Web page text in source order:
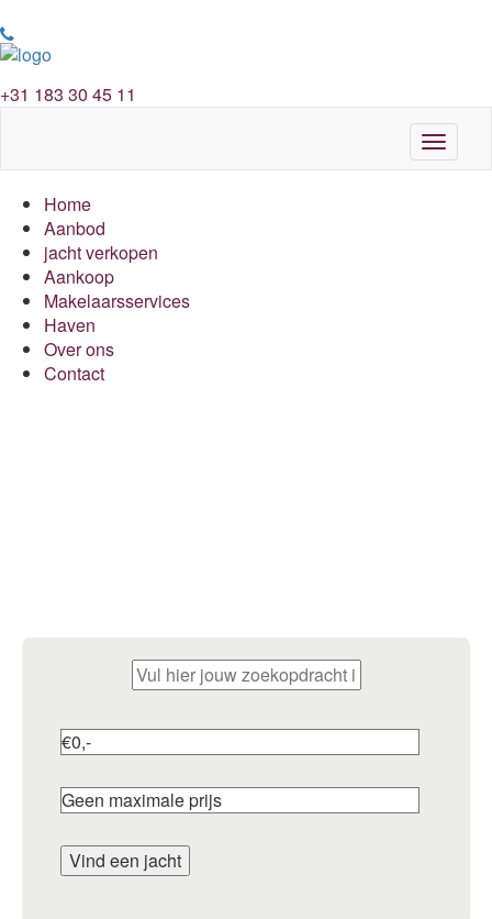
+31 183 30 45 11
Toggle
Home
Aanbod
jacht verkopen
Aankoop
Makelaarsservices
Haven
Over ons
Contact
Vind een jacht